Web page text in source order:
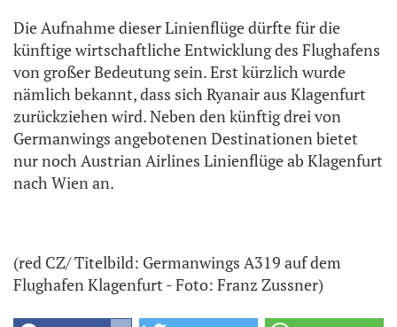
Die Aufnahme dieser Linienflüge dürfte für die
künftige wirtschaftliche Entwicklung des Flughafens
von großer Bedeutung sein. Erst kürzlich wurde
nämlich bekannt, dass sich Ryanair aus Klagenfurt
zurückziehen wird. Neben den künftig drei von
Germanwings angebotenen Destinationen bietet
nur noch Austrian Airlines Linienflüge ab Klagenfurt
nach Wien an.
(red CZ/ Titelbild: Germanwings A319 auf dem
Flughafen Klagenfurt - Foto: Franz Zussner)